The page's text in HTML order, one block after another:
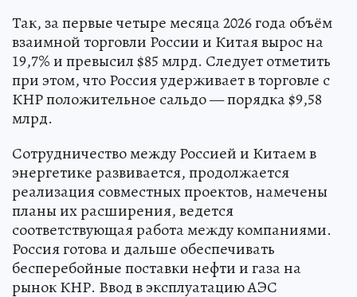
Так, за первые четыре месяца 2026 года объём
взаимной торговли России и Китая вырос на
19,7% и превысил $85 млрд. Следует отметить
при этом, что Россия удерживает в торговле с
КНР положительное сальдо — порядка $9,58
млрд.
Сотрудничество между Россией и Китаем в
энергетике развивается, продолжается
реализация совместных проектов, намечены
планы их расширения, ведется
соответствующая работа между компаниями.
Россия готова и дальше обеспечивать
бесперебойные поставки нефти и газа на
рынок КНР. Ввод в эксплуатацию АЭС